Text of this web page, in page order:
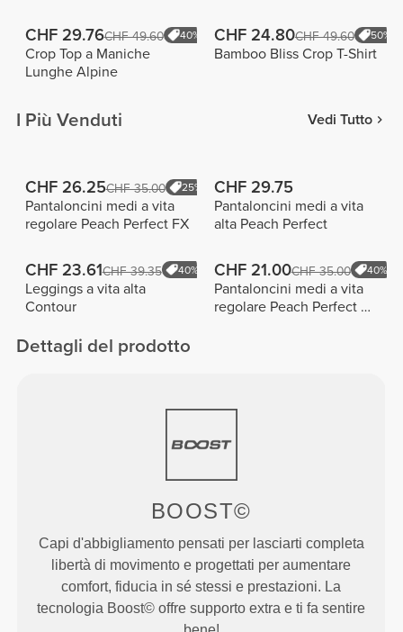
CHF 29.76CHF 49.60 40%
Crop Top a Maniche
Lunghe Alpine
CHF 24.80CHF 49.60 50%
Bamboo Bliss Crop T-Shirt
I Più Venduti Vedi Tutto
CHF 26.25CHF 35.00 25%
Pantaloncini medi a vita
regolare Peach Perfect FX
CHF 29.75
Pantaloncini medi a vita
alta Peach Perfect
CHF 23.61CHF 39.35 40%
Leggings a vita alta
Contour
CHF 21.00CHF 35.00 40%
Pantaloncini medi a vita
regolare Peach Perfect FX
Dettagli del prodotto
BOOST©
Capi d'abbigliamento pensati per lasciarti completa
libertà di movimento e progettati per aumentare
comfort, fiducia in sé stessi e prestazioni. La
tecnologia Boost© offre supporto extra e ti fa sentire